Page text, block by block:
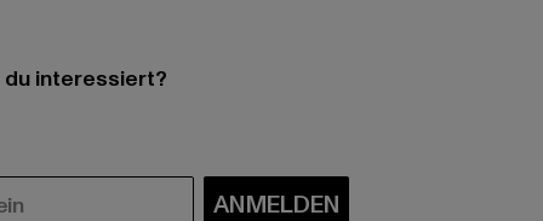
interessiert?
ANMELDEN